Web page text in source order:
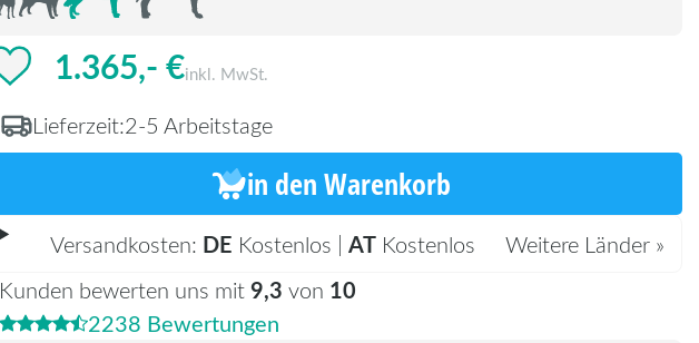
1.365,- €inkl. MwSt.
Lieferzeit:2-5 Arbeitstage
in den Warenkorb
Versandkosten: DE Kostenlos |AT Kostenlos
Weitere Länder »
Kunden bewerten uns mit9,3 von 10
2238 Bewertungen